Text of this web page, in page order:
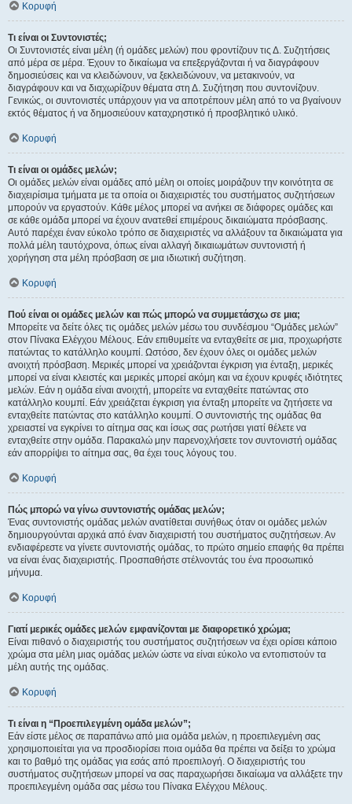
Κορυφή
Τι είναι οι Συντονιστές;
Οι Συντονιστές είναι μέλη (ή ομάδες μελών) που φροντίζουν τις Δ. Συζητήσεις
από μέρα σε μέρα. Έχουν το δικαίωμα να επεξεργάζονται ή να διαγράφουν
δημοσιεύσεις και να κλειδώνουν, να ξεκλειδώνουν, να μετακινούν, να
διαγράφουν και να διαχωρίζουν θέματα στη Δ. Συζήτηση που συντονίζουν.
Γενικώς, οι συντονιστές υπάρχουν για να αποτρέπουν μέλη από το να βγαίνουν
εκτός θέματος ή να δημοσιεύουν καταχρηστικό ή προσβλητικό υλικό.
Κορυφή
Τι είναι οι ομάδες μελών;
Οι ομάδες μελών είναι ομάδες από μέλη οι οποίες μοιράζουν την κοινότητα σε
διαχειρίσιμα τμήματα με τα οποία οι διαχειριστές του συστήματος συζητήσεων
μπορούν να εργαστούν. Κάθε μέλος μπορεί να ανήκει σε διάφορες ομάδες και
σε κάθε ομάδα μπορεί να έχουν ανατεθεί επιμέρους δικαιώματα πρόσβασης.
Αυτό παρέχει έναν εύκολο τρόπο σε διαχειριστές να αλλάξουν τα δικαιώματα για
πολλά μέλη ταυτόχρονα, όπως είναι αλλαγή δικαιωμάτων συντονιστή ή
χορήγηση στα μέλη πρόσβαση σε μια ιδιωτική συζήτηση.
Κορυφή
Πού είναι οι ομάδες μελών και πώς μπορώ να συμμετάσχω σε μια;
Μπορείτε να δείτε όλες τις ομάδες μελών μέσω του συνδέσμου “Ομάδες μελών”
στον Πίνακα Ελέγχου Μέλους. Εάν επιθυμείτε να ενταχθείτε σε μια, προχωρήστε
πατώντας το κατάλληλο κουμπί. Ωστόσο, δεν έχουν όλες οι ομάδες μελών
ανοιχτή πρόσβαση. Μερικές μπορεί να χρειάζονται έγκριση για ένταξη, μερικές
μπορεί να είναι κλειστές και μερικές μπορεί ακόμη και να έχουν κρυφές ιδιότητες
μελών. Εάν η ομάδα είναι ανοιχτή, μπορείτε να ενταχθείτε πατώντας στο
κατάλληλο κουμπί. Εάν χρειάζεται έγκριση για ένταξη μπορείτε να ζητήσετε να
ενταχθείτε πατώντας στο κατάλληλο κουμπί. Ο συντονιστής της ομάδας θα
χρειαστεί να εγκρίνει το αίτημα σας και ίσως σας ρωτήσει γιατί θέλετε να
ενταχθείτε στην ομάδα. Παρακαλώ μην παρενοχλήσετε τον συντονιστή ομάδας
εάν απορρίψει το αίτημα σας, θα έχει τους λόγους του.
Κορυφή
Πώς μπορώ να γίνω συντονιστής ομάδας μελών;
Ένας συντονιστής ομάδας μελών ανατίθεται συνήθως όταν οι ομάδες μελών
δημιουργούνται αρχικά από έναν διαχειριστή του συστήματος συζητήσεων. Αν
ενδιαφέρεστε να γίνετε συντονιστής ομάδας, το πρώτο σημείο επαφής θα πρέπει
να είναι ένας διαχειριστής. Προσπαθήστε στέλνοντάς του ένα προσωπικό
μήνυμα.
Κορυφή
Γιατί μερικές ομάδες μελών εμφανίζονται με διαφορετικό χρώμα;
Είναι πιθανό ο διαχειριστής του συστήματος συζητήσεων να έχει ορίσει κάποιο
χρώμα στα μέλη μιας ομάδας μελών ώστε να είναι εύκολο να εντοπιστούν τα
μέλη αυτής της ομάδας.
Κορυφή
Τι είναι η “Προεπιλεγμένη ομάδα μελών”;
Εάν είστε μέλος σε παραπάνω από μια ομάδα μελών, η προεπιλεγμένη σας
χρησιμοποιείται για να προσδιορίσει ποια ομάδα θα πρέπει να δείξει το χρώμα
και το βαθμό της ομάδας για εσάς από προεπιλογή. Ο διαχειριστής του
συστήματος συζητήσεων μπορεί να σας παραχωρήσει δικαίωμα να αλλάξετε την
προεπιλεγμένη ομάδα σας μέσω του Πίνακα Ελέγχου Μέλους.